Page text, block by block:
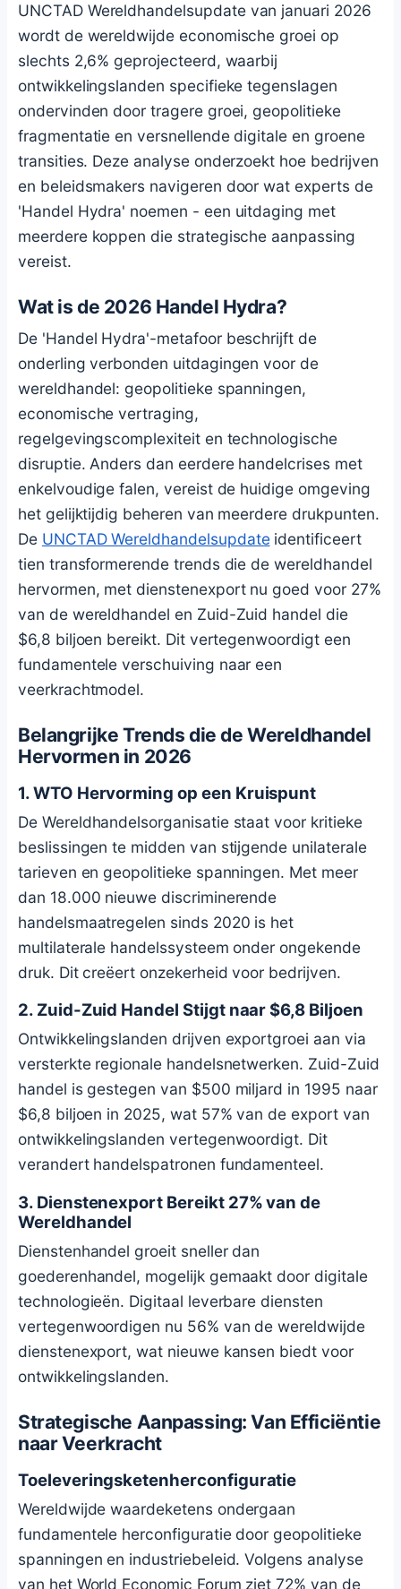
UNCTAD Wereldhandelsupdate van januari 2026
wordt de wereldwijde economische groei op
slechts 2,6% geprojecteerd, waarbij
ontwikkelingslanden specifieke tegenslagen
ondervinden door tragere groei, geopolitieke
fragmentatie en versnellende digitale en groene
transities. Deze analyse onderzoekt hoe bedrijven
en beleidsmakers navigeren door wat experts de
'Handel Hydra' noemen - een uitdaging met
meerdere koppen die strategische aanpassing
vereist.
Wat is de 2026 Handel Hydra?
De 'Handel Hydra'-metafoor beschrijft de
onderling verbonden uitdagingen voor de
wereldhandel: geopolitieke spanningen,
economische vertraging,
regelgevingscomplexiteit en technologische
disruptie. Anders dan eerdere handelcrises met
enkelvoudige falen, vereist de huidige omgeving
het gelijktijdig beheren van meerdere drukpunten.
De UNCTAD Wereldhandelsupdateidentificeert
tien transformerende trends die de wereldhandel
hervormen, met dienstenexport nu goed voor 27%
van de wereldhandel en Zuid-Zuid handel die
$6,8 biljoen bereikt. Dit vertegenwoordigt een
fundamentele verschuiving naar een
veerkrachtmodel.
Belangrijke Trends die de Wereldhandel
Hervormen in 2026
1. WTO Hervorming op een Kruispunt
De Wereldhandelsorganisatie staat voor kritieke
beslissingen te midden van stijgende unilaterale
tarieven en geopolitieke spanningen. Met meer
dan 18.000 nieuwe discriminerende
handelsmaatregelen sinds 2020 is het
multilaterale handelssysteem onder ongekende
druk. Dit creëert onzekerheid voor bedrijven.
2. Zuid-Zuid Handel Stijgt naar $6,8 Biljoen
Ontwikkelingslanden drijven exportgroei aan via
versterkte regionale handelsnetwerken. Zuid-Zuid
handel is gestegen van $500 miljard in 1995 naar
$6,8 biljoen in 2025, wat 57% van de export van
ontwikkelingslanden vertegenwoordigt. Dit
verandert handelspatronen fundamenteel.
3. Dienstenexport Bereikt 27% van de
Wereldhandel
Dienstenhandel groeit sneller dan
goederenhandel, mogelijk gemaakt door digitale
technologieën. Digitaal leverbare diensten
vertegenwoordigen nu 56% van de wereldwijde
dienstenexport, wat nieuwe kansen biedt voor
ontwikkelingslanden.
Strategische Aanpassing: Van Efficiëntie
naar Veerkracht
Toeleveringsketenherconfiguratie
Wereldwijde waardeketens ondergaan
fundamentele herconfiguratie door geopolitieke
spanningen en industriebeleid. Volgens analyse
van het World Economic Forum ziet 72% van de